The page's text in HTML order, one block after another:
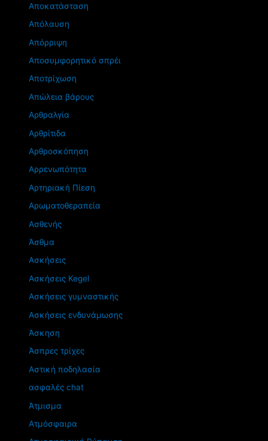
Αποκατάσταση
Απόλαυση
Απόρριψη
Αποσυμφορητικό σπρέι
Αποτρίχωση
Απώλεια βάρους
Αρθραλγία
Αρθρίτιδα
Αρθροσκόπηση
Αρρενωπότητα
Αρτηριακή Πίεση
Αρωματοθεραπεία
Ασθενής
Άσθμα
Ασκήσεις
Ασκήσεις Kegel
Ασκήσεις γυμναστικής
Ασκήσεις ενδυνάμωσης
Άσκηση
Άσπρες τρίχες
Αστική ποδηλασία
ασφαλές chat
Άτμισμα
Ατμόσφαιρα